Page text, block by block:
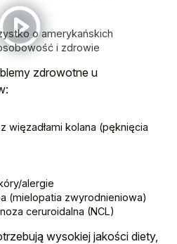
o amerykańskich
i zdrowie
zdrowotne u
więzadłami kolana (pęknięcia
alergie
(mielopatia zwyrodnieniowa)
ceruroidalna (NCL)
wysokiej jakości diety,